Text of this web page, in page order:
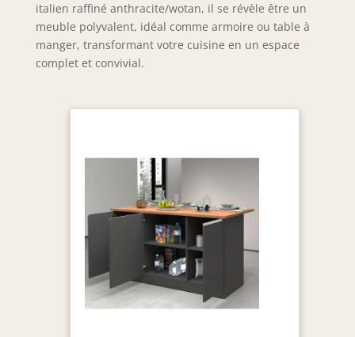
italien raffiné anthracite/wotan, il se révèle être un
meuble polyvalent, idéal comme armoire ou table à
manger, transformant votre cuisine en un espace
complet et convivial.